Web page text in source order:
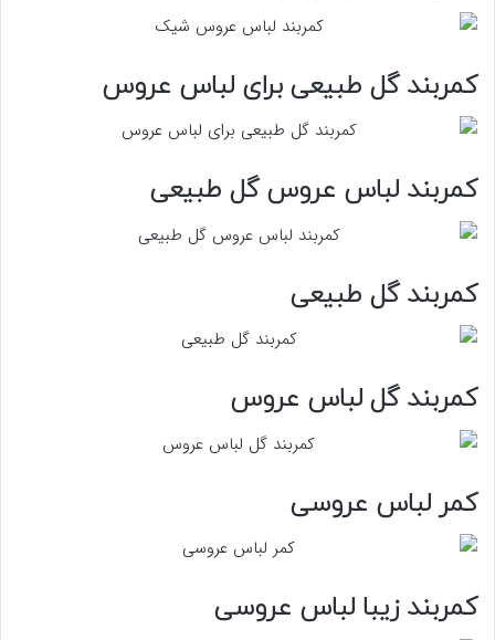
کمربند گل طبیعی برای لباس عروس
کمربند لباس عروس گل طبیعی
کمربند گل طبیعی
کمربند گل لباس عروس
کمر لباس عروسی
کمربند زیبا لباس عروسی